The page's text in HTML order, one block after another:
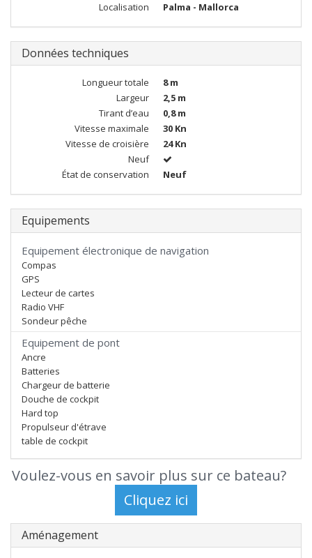
Localisation Palma - Mallorca
Données techniques
Longueur totale
8 m
Largeur
2,5 m
Tirant d’eau
0,8 m
Vitesse maximale
30 Kn
Vitesse de croisière
24 Kn
Neuf
État de conservation
Neuf
Equipements
Equipement électronique de navigation
Compas
GPS
Lecteur de cartes
Radio VHF
Sondeur pêche
Equipement de pont
Ancre
Batteries
Chargeur de batterie
Douche de cockpit
Hard top
Propulseur d'étrave
table de cockpit
Voulez-vous en savoir plus sur ce bateau?
Aménagement